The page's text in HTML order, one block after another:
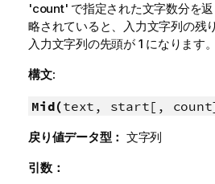
'count' で指定された文字数分を
略されていると、入力文字列の残
入力文字列の先頭が 1 になります。
構文:
Mid(text, start[,
戻り値データ型： 文字列
引数：